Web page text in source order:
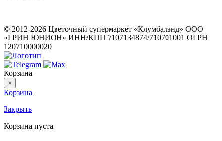
© 2012-2026 Цветочный супермаркет «Клумбалэнд» ООО
«ГРИН ЮНИОН» ИНН/КПП 7107134874/710701001 ОГРН
120710000020
Корзина
×
Корзина
Закрыть
Корзина пуста